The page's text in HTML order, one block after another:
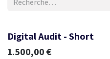
Digital Audit - Short
1.500,00€